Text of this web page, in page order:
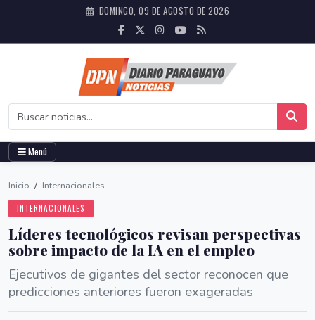
DOMINGO, 09 DE AGOSTO DE 2026
Menú
Inicio / Internacionales
INTERNACIONALES
Líderes tecnológicos revisan perspectivas
sobre impacto de la IA en el empleo
Ejecutivos de gigantes del sector reconocen que
predicciones anteriores fueron exageradas